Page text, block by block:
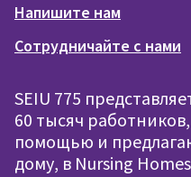
Напишите нам
Сотрудничайте с нами
SEIU 775
60 тысяч
помощью и
дому, в Nursing